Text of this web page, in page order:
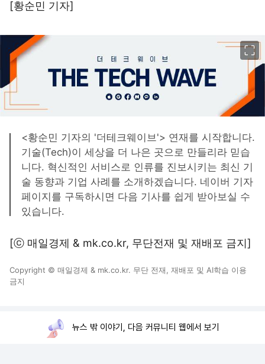
[황순민 기자]
<황순민 기자의 '더테크웨이브'> 연재를 시작합니다.
기술(Tech)이 세상을 더 나은 곳으로 만들리라 믿습
니다. 혁신적인 서비스로 인류를 진보시키는 최신 기
술 동향과 기업 사례를 소개하겠습니다. 네이버 기자
페이지를 구독하시면 다음 기사를 쉽게 받아보실 수
있습니다.
[ⓒ 매일경제 & mk.co.kr, 무단전재 및 재배포 금지]
Copyright © 매일경제 & mk.co.kr. 무단 전재, 재배포 및 AI학습 이용
금지
뉴스 밖 이야기, 다음 커뮤니티 웹에서 보기